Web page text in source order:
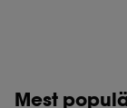
Mest